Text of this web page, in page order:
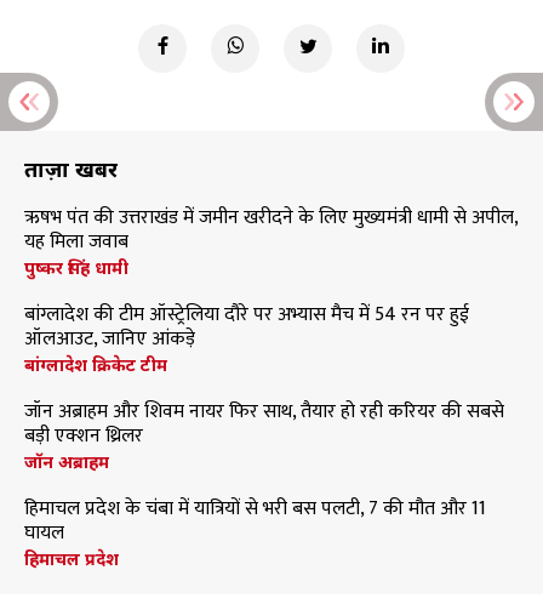
ताज़ा खबरें
ऋषभ पंत की उत्तराखंड में जमीन खरीदने के लिए मुख्यमंत्री धामी से अपील,
यह मिला जवाब
पुष्कर सिंह धामी
बांग्लादेश की टीम ऑस्ट्रेलिया दौरे पर अभ्यास मैच में 54 रन पर हुई
ऑलआउट, जानिए आंकड़े
बांग्लादेश क्रिकेट टीम
जॉन अब्राहम और शिवम नायर फिर साथ, तैयार हो रही करियर की सबसे
बड़ी एक्शन थ्रिलर
जॉन अब्राहम
हिमाचल प्रदेश के चंबा में यात्रियों से भरी बस पलटी, 7 की मौत और 11
घायल
हिमाचल प्रदेश